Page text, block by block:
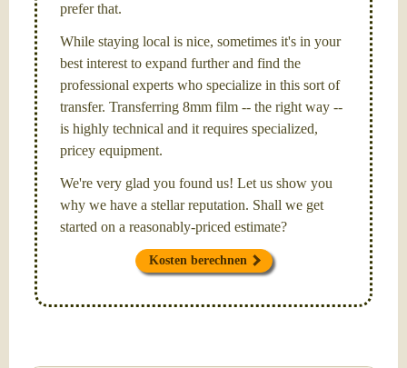
prefer that.
While staying local is nice, sometimes it's in your
best interest to expand further and find the
professional experts who specialize in this sort of
transfer. Transferring 8mm film -- the right way --
is highly technical and it requires specialized,
pricey equipment.
We're very glad you found us! Let us show you
why we have a stellar reputation. Shall we get
started on a reasonably-priced estimate?
Kosten berechnen